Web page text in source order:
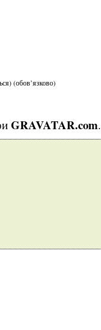
(обов’язково)
GRAVATAR.com.